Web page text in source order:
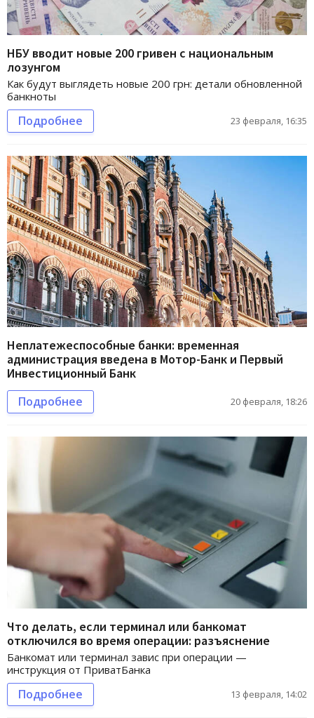
НБУ вводит новые 200 гривен с национальным
лозунгом
Как будут выглядеть новые 200 грн: детали обновленной
банкноты
Подробнее 23 февраля, 16:35
Неплатежеспособные банки: временная
администрация введена в Мотор-Банк и Первый
Инвестиционный Банк
Подробнее 20 февраля, 18:26
Что делать, если терминал или банкомат
отключился во время операции: разъяснение
Банкомат или терминал завис при операции —
инструкция от ПриватБанка
Подробнее 13 февраля, 14:02